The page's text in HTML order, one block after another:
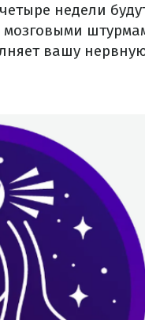
недели
вашу нервную